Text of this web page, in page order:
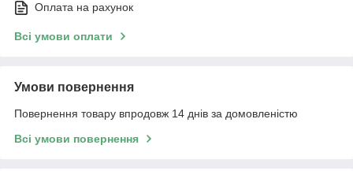
Оплата на рахунок
Всі умови оплати
Умови повернення
Повернення товару впродовж 14 днів за домовленістю
Всі умови повернення